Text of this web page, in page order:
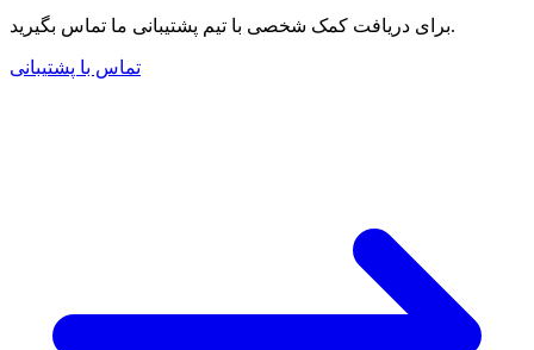
برای دریافت کمک شخصی با تیم پشتیبانی ما تماس بگیرید.
تماس با پشتیبانی